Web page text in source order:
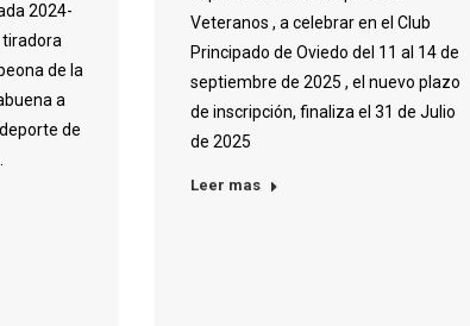
2024-
tiradora
de la
a
de
Veteranos , a celebrar en el Club
Principado de Oviedo del 11 al 14 de
septiembre de 2025 , el nuevo plazo
de inscripción, finaliza el 31 de Julio
de 2025
Leer mas